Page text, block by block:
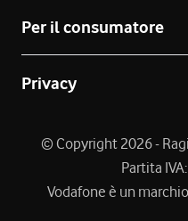
Per il consumatore
Privacy
© Copyright 2026 -
Partita
Vodafone è un